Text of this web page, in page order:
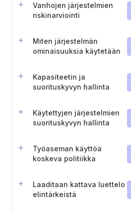
Vanhojen järjestelmien
riskinarviointi
Miten järjestelmän
ominaisuuksia käytetään
Kapasiteetin ja
suorituskyvyn hallinta
Käytettyjen järjestelmien
suorituskyvyn hallinta
Työaseman käyttöä
koskeva politiikka
Laaditaan kattava luettelo
elintärkeistä